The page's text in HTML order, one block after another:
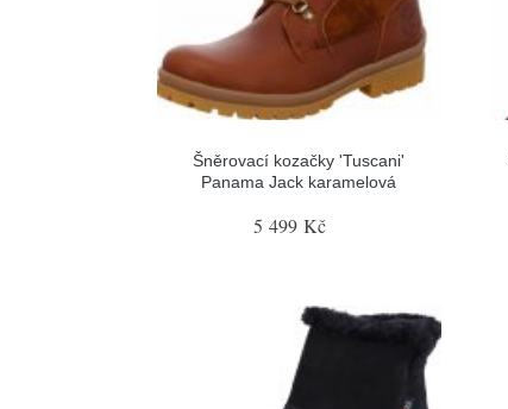
Šněrovací kozačky 'Tuscani'
Panama Jack karamelová
5 499 Kč